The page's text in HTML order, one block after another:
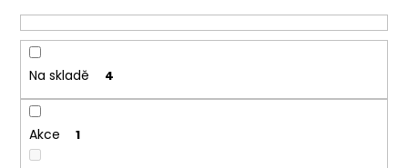
k
t
ůNa skladě 4
Akce 1
č
u
m